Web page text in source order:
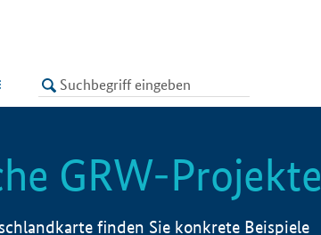
LISTE
GRW-Projekte
finden Sie konkrete Beispiele